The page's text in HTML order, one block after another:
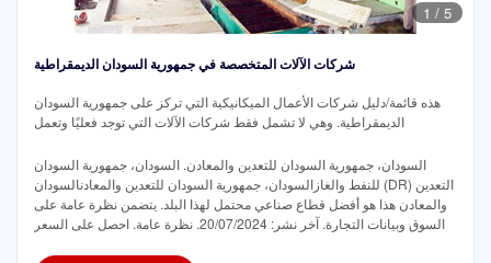
1 / 5
شركات الآلات المتخصصة في جمهورية السودان الديمقراطية
هذه قائمة/دليل شركات الأعمال الميكانيكية التي تركز على جمهورية السودان
الديمقراطية. وهي لا تشمل فقط شركات الآلات التي توجد فعليًا وتعمل
السودان، جمهورية السودان للتعدين والمعادن. السودان، جمهورية السودان
للنفط والغازالسودان، جمهورية السودان للتعدين والمعادنالسودان (DR) التعدين
والمعادن هذا هو أفضل قطاع صناعي محتمل لهذا البلد. يتضمن نظرة عامة على
السوق وبيانات التجارة. آخر نشر: 20/07/2024. نظرة عامة. احصل على السعر